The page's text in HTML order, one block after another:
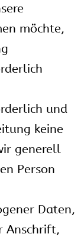
möchte,
und
keine
generell
Person
Daten,
Anschrift,